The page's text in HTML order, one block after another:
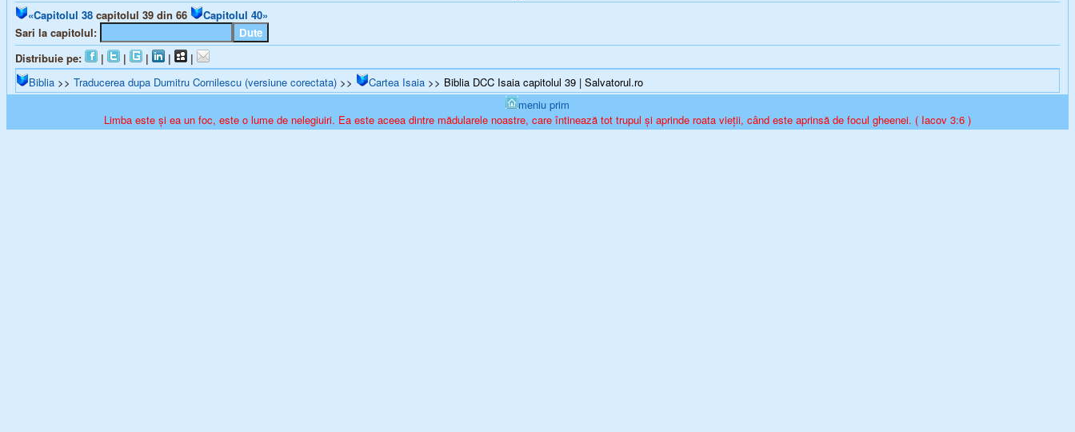
«Capitolul 38 capitolul 39 din 66
Capitolul 40»
Sari la capitolul:
Distribuie pe:
| | | |
|
Biblia >> Traducerea dupa Dumitru Cornilescu (versiune corectata) >> Cartea Isaia >> Biblia DCC Isaia capitolul 39 | Salvatorul.ro
meniu prim
Limba este și ea un foc, este o lume de nelegiuiri. Ea este aceea dintre mădularele noastre, care întinează tot trupul și aprinde roata vieții, când este aprinsă de focul gheenei. ( Iacov 3:6 )